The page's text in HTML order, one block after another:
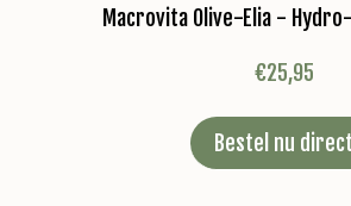
Macrovita Olive-Elia -
€25,95
Bestel nu direct